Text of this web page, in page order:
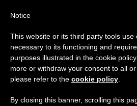
Accordo vicino tra
Vaticano?
Notice
This website or its third party tools use
necessary to its functioning and
purposes illustrated in the cookie
more or withdraw your consent to all
please refer to the cookie policy
By closing this banner, scrolling this